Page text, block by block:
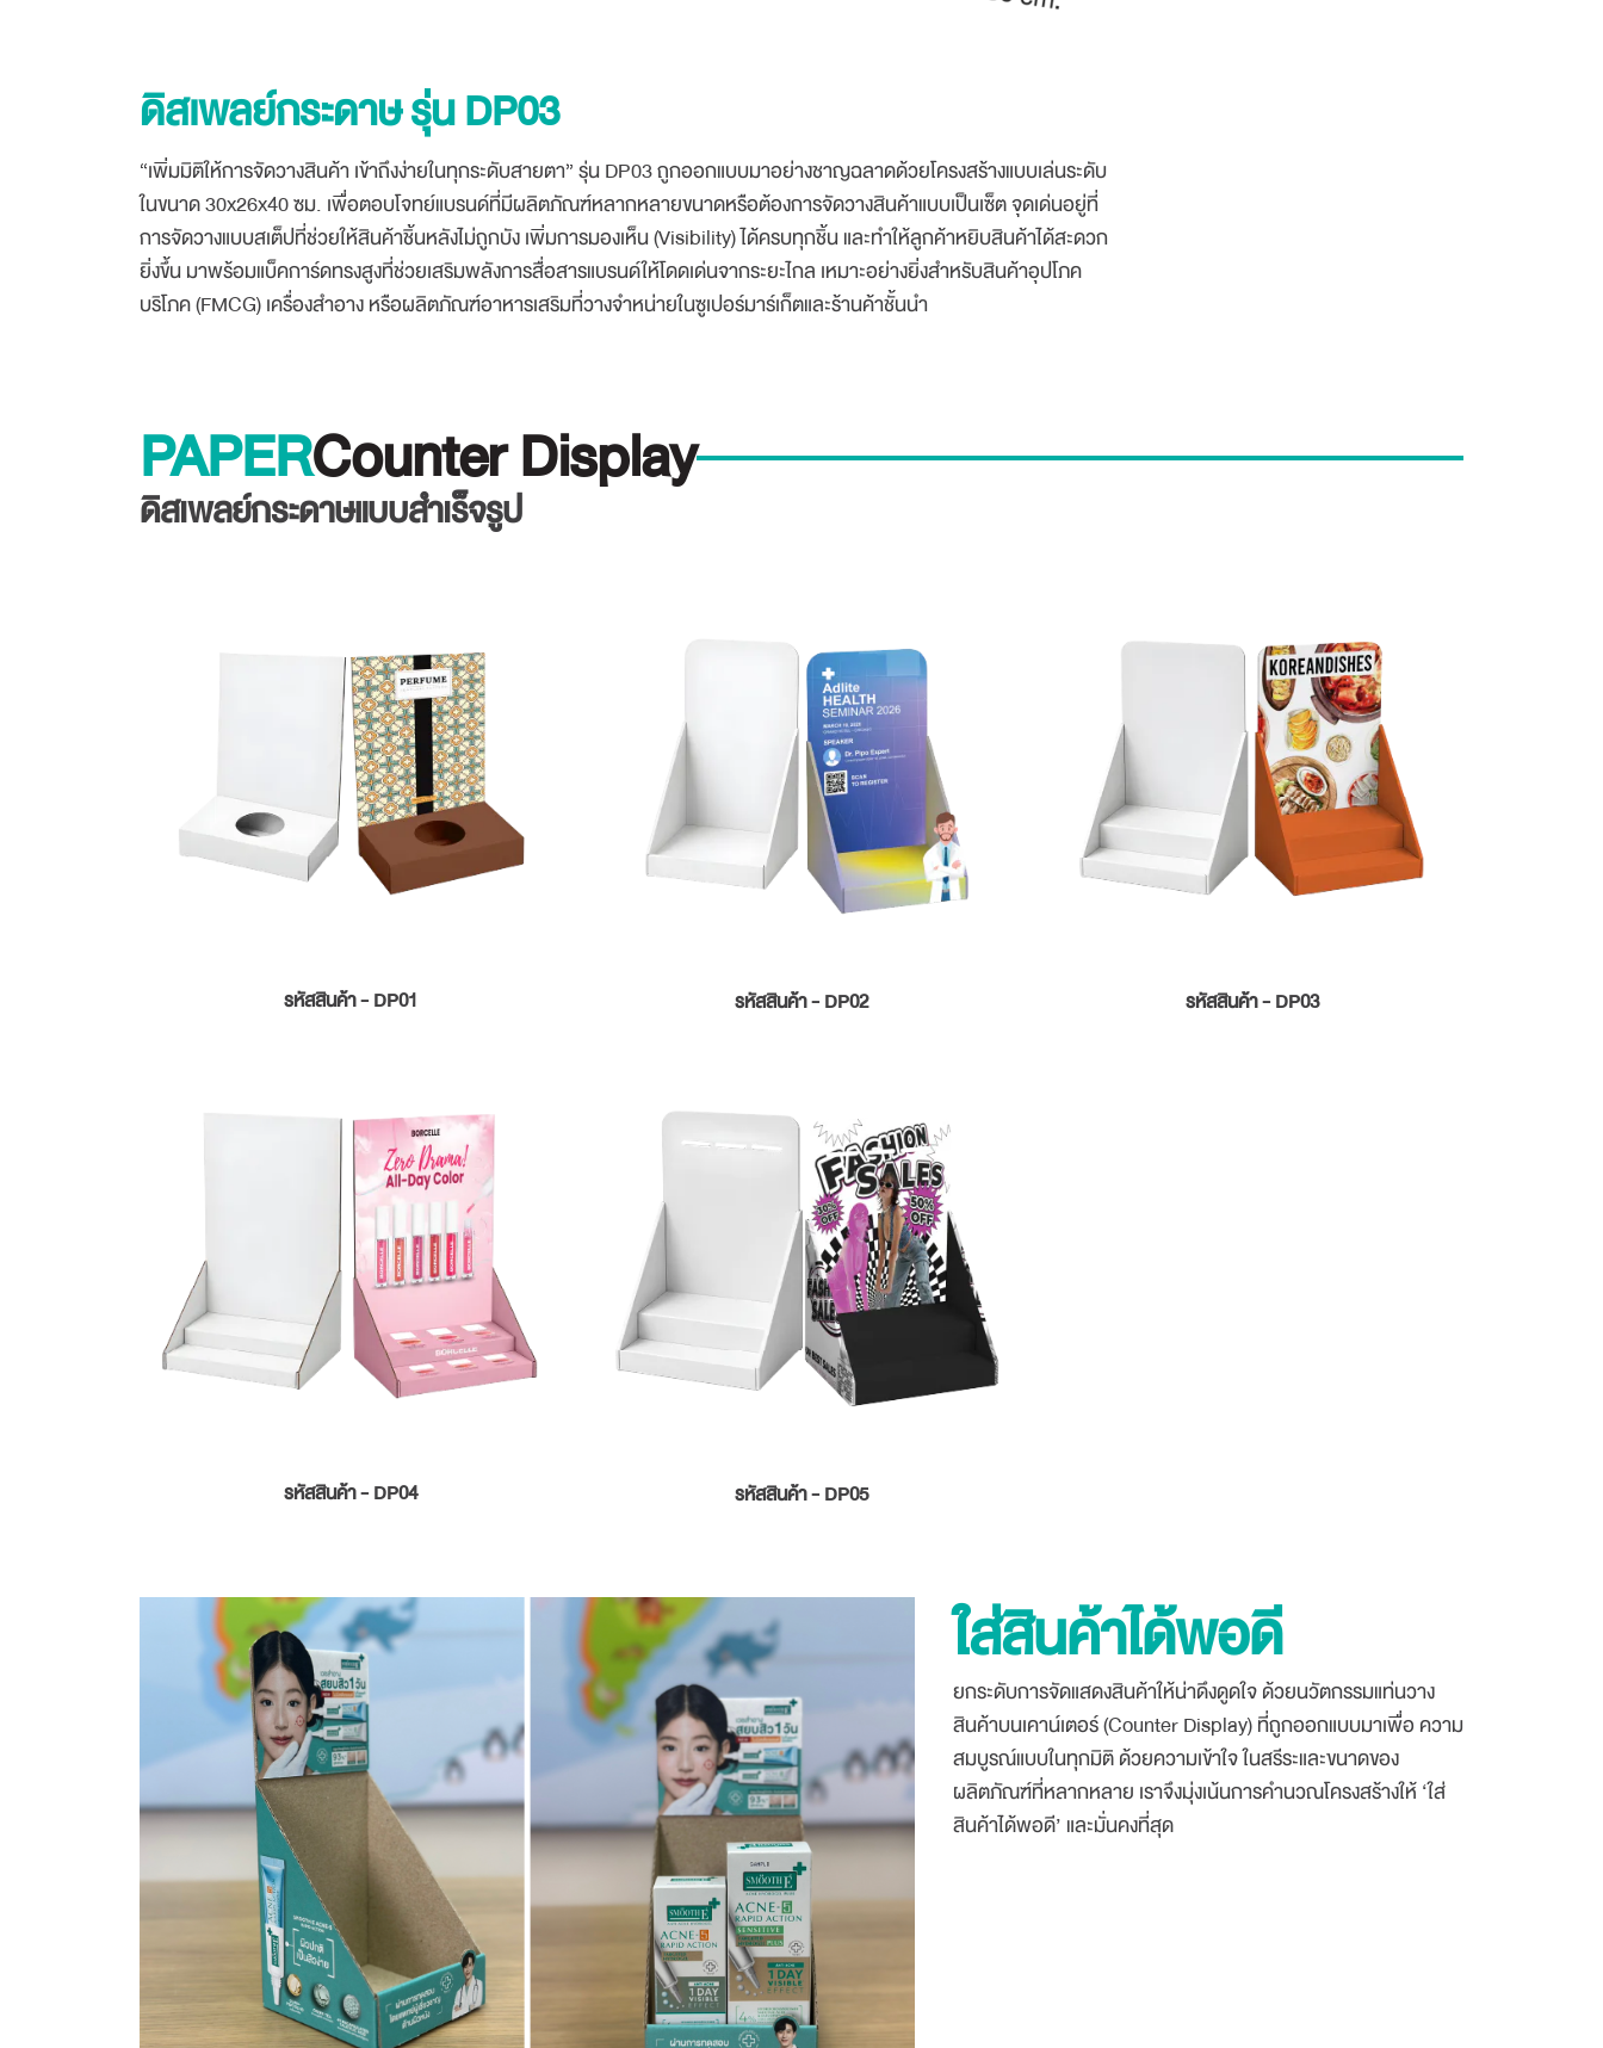
Search
for:
ดิสเพลย์กระดาษ รุ่น DP03
“เพิ่มมิติให้การจัดวางสินค้า เข้าถึงง่ายในทุกระดับสายตา” รุ่น DP03 ถูกออกแบบมาอย่างชาญฉลาดด้วยโครงสร้างแบบเล่นระดับ
ในขนาด 30x26x40 ซม. เพื่อตอบโจทย์แบรนด์ที่มีผลิตภัณฑ์หลากหลายขนาดหรือต้องการจัดวางสินค้าแบบเป็นเซ็ต จุดเด่นอยู่ที่
การจัดวางแบบสเต็ปที่ช่วยให้สินค้าชิ้นหลังไม่ถูกบัง เพิ่มการมองเห็น (Visibility) ได้ครบทุกชิ้น และทำให้ลูกค้าหยิบสินค้าได้สะดวก
ยิ่งขึ้น มาพร้อมแบ็คการ์ดทรงสูงที่ช่วยเสริมพลังการสื่อสารแบรนด์ให้โดดเด่นจากระยะไกล เหมาะอย่างยิ่งสำหรับสินค้าอุปโภค
บริโภค (FMCG) เครื่องสำอาง หรือผลิตภัณฑ์อาหารเสริมที่วางจำหน่ายในซูเปอร์มาร์เก็ตและร้านค้าชั้นนำ
PAPERCounter Display
ดิสเพลย์กระดาษแบบสำเร็จรูป
รหัสสินค้า - DP01 รหัสสินค้า - DP02 รหัสสินค้า - DP03
รหัสสินค้า - DP04 รหัสสินค้า - DP05
ใส่สินค้าได้พอดี
ยกระดับการจัดแสดงสินค้าให้น่าดึงดูดใจ ด้วยนวัตกรรมแท่นวาง
สินค้าบนเคาน์เตอร์ (Counter Display) ที่ถูกออกแบบมาเพื่อ ความ
สมบูรณ์แบบในทุกมิติ ด้วยความเข้าใจ ในสรีระและขนาดของ
ผลิตภัณฑ์ที่หลากหลาย เราจึงมุ่งเน้นการคำนวณโครงสร้างให้ ‘ใส่
สินค้าได้พอดี’ และมั่นคงที่สุด